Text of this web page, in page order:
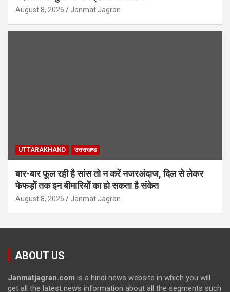
August 8, 2026 Janmat Jagran
UTTARAKHAND उत्तराखण्ड
बार-बार फूल रही है सांस तो न करें नजरअंदाज, दिल से लेकर
फेफड़ों तक इन बीमारियों का हो सकता है संकेत
August 8, 2026 Janmat Jagran
ABOUT US
Janmatjagran.com is a hindi news website in which you will
get all the latest news information about all the segments such